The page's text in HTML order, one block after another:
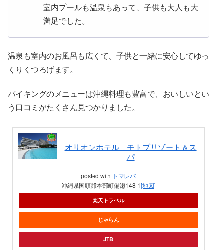
室内プールも温泉もあって、子供も大人も大
満足でした。
温泉も室内のお風呂も広くて、子供と一緒に安心してゆっ
くりくつろげます。
バイキングのメニューは沖縄料理も豊富で、おいしいとい
う口コミがたくさん見つかりました。
オリオンホテル モトブリゾート＆ス
パ
posted with トマレバ
沖縄県国頭郡本部町備瀬148-1[地図]
楽天トラベル
じゃらん
JTB